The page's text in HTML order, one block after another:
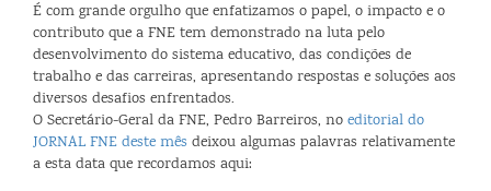
É com grande orgulho que enfatizamos o papel, o impacto e o
contributo que a FNE tem demonstrado na luta pelo
desenvolvimento do sistema educativo, das condições de
trabalho e das carreiras, apresentando respostas e soluções aos
diversos desafios enfrentados.
O Secretário-Geral da FNE, Pedro Barreiros, no editorial do
JORNAL FNE deste mês deixou algumas palavras relativamente
a esta data que recordamos aqui: